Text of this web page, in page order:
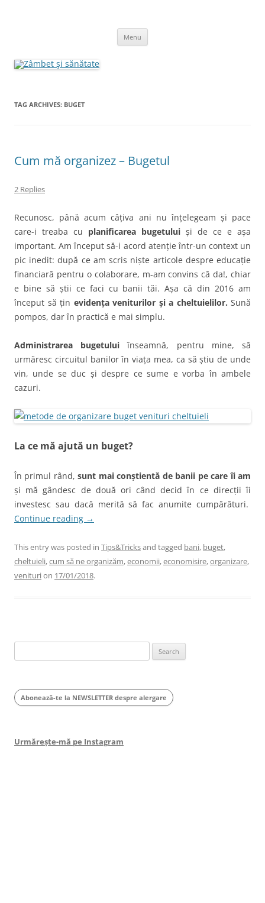
Menu
TAG ARCHIVES: BUGET
Cum mă organizez – Bugetul
2 Replies
Recunosc, până acum câțiva ani nu înțelegeam și pace
care-i treaba cu planificarea bugetului și de ce e așa
important. Am început să-i acord atenție într-un context un
pic inedit: după ce am scris niște articole despre educație
financiară pentru o colaborare, m-am convins că da!, chiar
e bine să știi ce faci cu banii tăi. Așa că din 2016 am
început să țin evidența veniturilor și a cheltuielilor. Sună
pompos, dar în practică e mai simplu.
Administrarea bugetului înseamnă, pentru mine, să
urmăresc circuitul banilor în viața mea, ca să știu de unde
vin, unde se duc și despre ce sume e vorba în ambele
cazuri.
La ce mă ajută un buget?
În primul rând,sunt mai conștientă de banii pe care îi am
și mă gândesc de două ori când decid în ce direcții îi
investesc sau dacă merită să fac anumite cumpărături.
Continue reading →
This entry was posted in Tips&Tricksand tagged bani, buget,
cheltuieli,cum să ne organizăm,economii,economisire,organizare,
veniturion 17/01/2018.
for:
Abonează-te la NEWSLETTER despre alergare
Urmărește-mă pe Instagram